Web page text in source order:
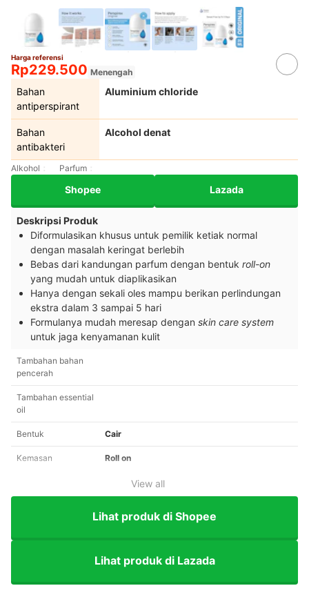
Harga referensi
Rp229.500 Menengah
Bahan
antiperspirant
Aluminium chloride
Bahan
antibakteri
Alcohol denat
Alkohol Parfum
Shopee Lazada
Deskripsi Produk
Diformulasikan khusus untuk pemilik ketiak normal
dengan masalah keringat berlebih
Bebas dari kandungan parfum dengan bentuk roll-on
yang mudah untuk diaplikasikan
Hanya dengan sekali oles mampu berikan perlindungan
ekstra dalam 3 sampai 5 hari
Formulanya mudah meresap dengan skin care system
untuk jaga kenyamanan kulit
Tambahan bahan
pencerah
Tambahan essential
oil
Bentuk Cair
Kemasan Roll on
View all
Lihat produk di Shopee
Lihat produk di Lazada